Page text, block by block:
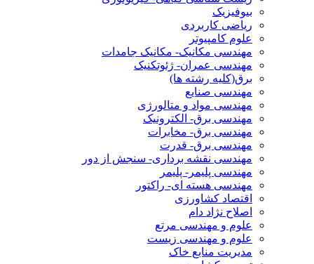
بیوفیزیک
ریاضی کاربردی
علوم کامپیوتر
مهندسی مکانیک- مکانیک جامدات
مهندسی عمران- ژئوتکنیک
برق(کلیه رشته ها)
مهندسی صنایع
مهندسی مواد و متالورژی
مهندسی برق- الکترونیک
مهندسی برق- مخابرات
مهندسی برق- قدرت
مهندسی نقشه برداری- سنجش از دور
مهندسی پلیمر- پلیمر
مهندسی هسته ای- راکتور
اقتصاد کشاورزی
اصلاح نژاد دام
علوم و مهندسی مرتع
علوم و مهندسی زیست
مدیریت منابع خاک